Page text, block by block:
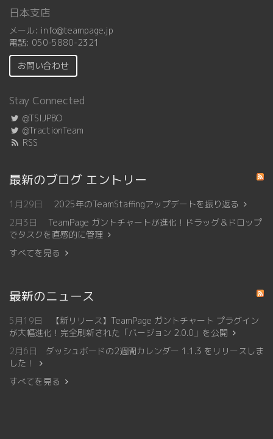
日本支店
メール: info@teampage.jp
電話: 050-5880-2321
お問い合わせ
Stay Connected
@TSIJPBO
@TractionTeam
RSS
最新のブログ エントリー
1月29日
2025年のTeamStaffingアップデートを振り返る
2月3日
TeamPage ガントチャートが進化！ドラッグ＆ドロップ
でタスクを直感的に管理
すべてを見る
最新のニュース
5月19日
【新リリース】TeamPage ガントチャート プラグイン
が大幅進化！完全刷新された「バージョン 2.0.0」を公開
2月6日
ダッシュボードの2週間カレンダー 1.1.3 をリリースしま
した！
すべてを見る